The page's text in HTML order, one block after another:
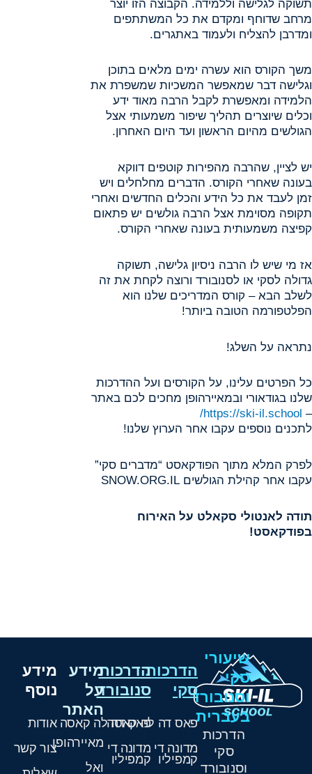
תשוקה לגלישה וללמידה. הקבוצה הזו יוצר
מרחב שדוחף ומקדם את כל המשתתפים
ומדרבן להצליח ולעמוד באתגרים.
משך הקורס הוא עשרה ימים מלאים בתוכן
וגלישה דבר שמאפשר המשכיות שמשפרת את
הלמידה ומאפשרת לקבל הרבה מאוד ידע
וכלים שיוצרים תהליך שיפור משמעותי אצל
הגולשים מהיום הראשון ועד היום האחרון.
יש לציין, שהרבה מהפירות קוטפים דווקא
בעונה שאחרי הקורס. הדברים מחלחלים ויש
זמן לעבד את כל הידע והכלים החדשים ואחרי
תקופה מסוימת אצל הרבה גולשים יש פתאום
קפיצה משמעותית בעונה שאחרי הקורס.
אז מי שיש לו הרבה ניסיון גלישה, תשוקה
גדולה לסקי או לסנובורד ורוצה לקחת את זה
לשלב הבא – קורס המדריכים שלנו הוא
הפלטפורמה הטובה ביותר!
נתראה על השלג!
כל הפרטים עלינו, על הקורסים ועל ההדרכות
שלנו בגודאורי ובמאיירהופן מחכים לכם באתר
–
https://ski-il.school/
לתכנים נוספים עקבו אחר הערוץ שלנו!
לפרק המלא מתוך הפודקאסט “מדברים סקי”
עקבו אחר קהילת הגולשים SNOW.ORG.IL
תודה לאנטולי סקאלט על האירוח
בפודקאסט!
שיעורי
סקי
וסנובורד
בעברית
הדרכות
סקי
וסנובורד
הדרכות
סקי
פאס דה לה קאסה
מדונה די
קמפיליו
הדרכות
סנובורד
פאס דה לה קאסה
מדונה די
קמפיליו
מידע
על
האתר
מאיירהופן
ואל
מידע
נוסף
אודות
צור קשר